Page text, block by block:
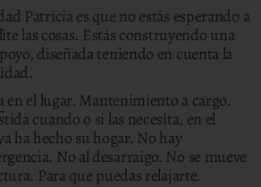
Patricia es que no estás esperando a
las cosas. Estás construyendo una
diseñada teniendo en cuenta la
en el lugar. Mantenimiento a cargo.
cuando o si las necesita, en el
ha hecho su hogar. No hay
No al desarraigo. No se mueve
Para que puedas relajarte.